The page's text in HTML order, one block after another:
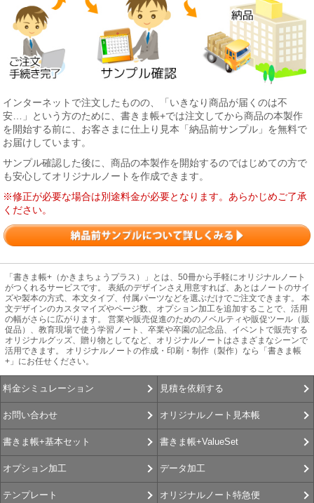
インターネットで注文したものの、「いきなり商品が届くのは不
安…」という方のために、書きま帳+では注文してから商品の本製作
を開始する前に、お客さまに仕上り見本「納品前サンプル」を無料で
お届けしています。
サンプル確認した後に、商品の本製作を開始するのではじめての方で
も安心してオリジナルノートを作成できます。
※修正が必要な場合は別途料金が必要となります。あらかじめご了承
ください。
「書きま帳+（かきまちょうプラス）」とは、50冊から手軽にオリジナルノート
がつくれるサービスです。 表紙のデザインさえ用意すれば、あとはノートのサイ
ズや製本の方式、本文タイプ、付属パーツなどを選ぶだけでご注文できます。 本
文デザインのカスタマイズやページ数、オプション加工を追加することで、活用
の幅がさらに広がります。 営業や販売促進のためのノベルティや販促ツール（販
促品）、教育現場で使う学習ノート、卒業や卒園の記念品、イベントで販売する
オリジナルグッズ、贈り物としてなど、オリジナルノートはさまざまなシーンで
活用できます。 オリジナルノートの作成・印刷・制作（製作）なら「書きま帳
+」にお任せください。
料金シミュレーション 見積を依頼する
お問い合わせ オリジナルノート見本帳
書きま帳+基本セット 書きま帳+ValueSet
オプション加工 データ加工
テンプレート オリジナルノート特急便